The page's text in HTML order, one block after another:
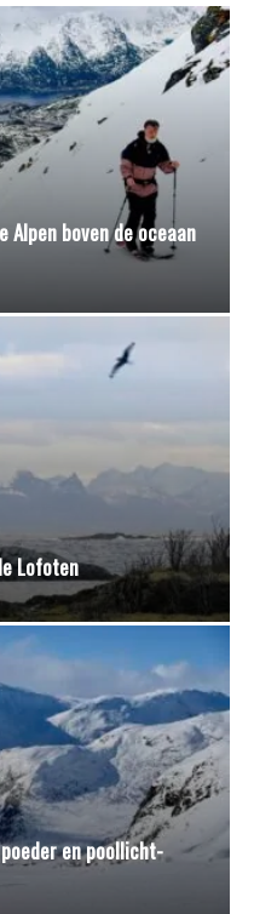
boven de oceaan
Lofoten
en poollicht-